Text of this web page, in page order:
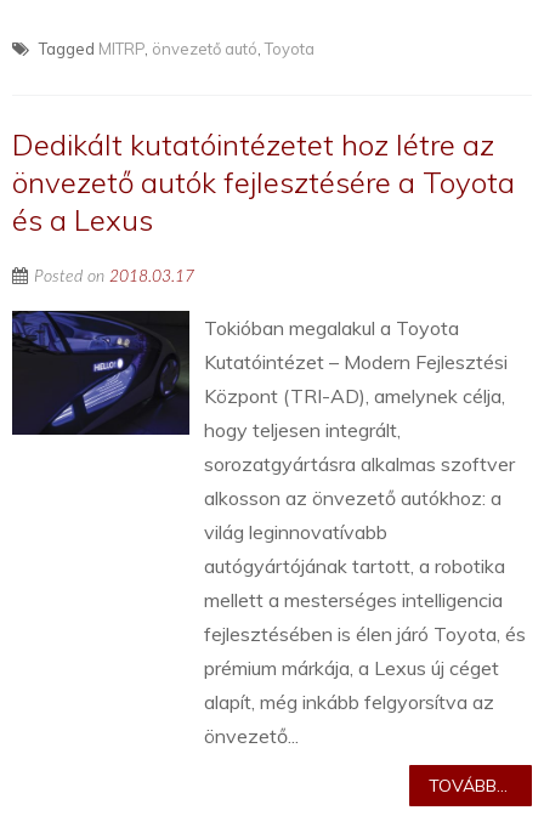
Tagged MITRP önvezető autó ,Toyota
Dedikált kutatóintézetet hoz létre az
önvezető autók fejlesztésére a Toyota
és a Lexus
Posted on 2018.03.17
Tokióban megalakul a Toyota
Kutatóintézet – Modern Fejlesztési
Központ (TRI-AD), amelynek célja,
hogy teljesen integrált,
sorozatgyártásra alkalmas szoftver
alkosson az önvezető autókhoz: a
világ leginnovatívabb
autógyártójának tartott, a robotika
mellett a mesterséges intelligencia
fejlesztésében is élen járó Toyota, és
prémium márkája, a Lexus új céget
alapít, még inkább felgyorsítva az
önvezető...
TOVÁBB...